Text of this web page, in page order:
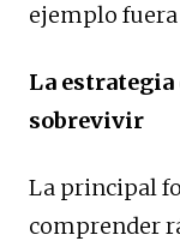
ejemplo
La
sobrevivir
La principal
comprender